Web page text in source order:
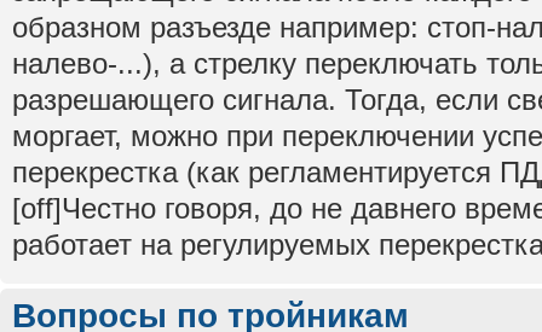
образном разъезде например: стоп-
налево-...), а стрелку переключать
разрешающего сигнала. Тогда, если
моргает, можно при переключении
перекрестка (как регламентируется
[off]Честно говоря, до не давнего
работает на регулируемых
Вопросы по тройникам